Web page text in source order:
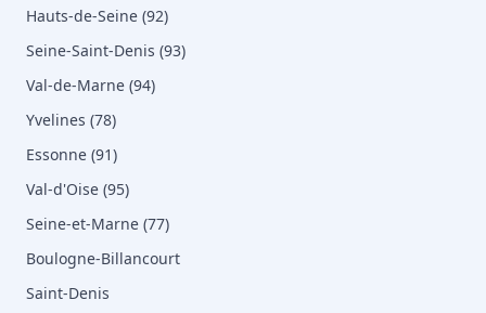
Hauts-de-Seine (92)
Seine-Saint-Denis (93)
Val-de-Marne (94)
Yvelines (78)
Essonne (91)
Val-d'Oise (95)
Seine-et-Marne (77)
Boulogne-Billancourt
Saint-Denis